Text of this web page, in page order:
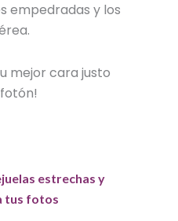
empedradas y los
mejor cara justo
estrechas y
tus fotos